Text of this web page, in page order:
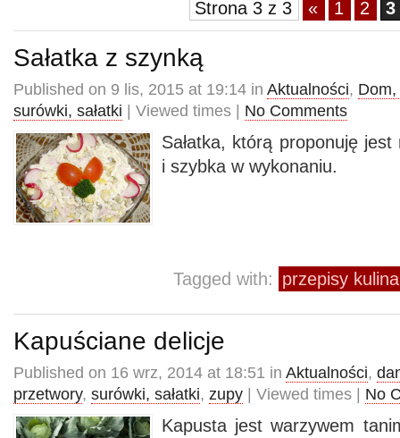
Strona 3 z 3 « 1 2 3
Sałatka z szynką
Published on 9 lis, 2015 at 19:14 in Aktualności,
surówki, sałatki | Viewed times | No Comments
Sałatka, którą proponuję
i szybka w wykonaniu.
Tagged with: przepisy
Kapuściane delicje
Published on 16 wrz, 2014 at 18:51 in Aktualności,
przetwory, surówki, sałatki, zupy | Viewed times | No
Kapusta jest warzywem